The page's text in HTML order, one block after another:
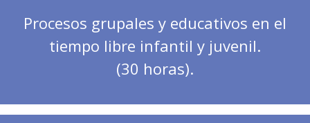
Procesos grupales y educativos en el
tiempo libre infantil y juvenil.
(30 horas).